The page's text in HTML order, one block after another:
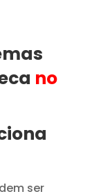
no
ser